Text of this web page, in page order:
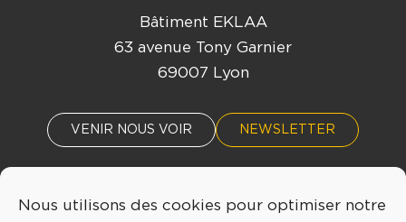
Nous utilisons des cookies pour optimiser notre
Bâtiment EKLAA
63 avenue Tony Garnier
69007 Lyon
VENIR NOUS VOIR NEWSLETTER
ACTUALITÉS ÉVÈNEMENTS